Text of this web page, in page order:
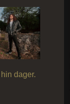
dager.